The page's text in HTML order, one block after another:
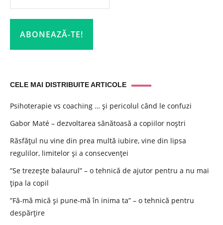
CELE MAI DISTRIBUITE ARTICOLE
Psihoterapie vs coaching … și pericolul când le confuzi
Gabor Maté – dezvoltarea sănătoasă a copiilor noștri
Răsfățul nu vine din prea multă iubire, vine din lipsa
regulilor, limitelor și a consecvenței
”Se trezește balaurul” – o tehnică de ajutor pentru a nu mai
țipa la copil
”Fă-mă mică și pune-mă în inima ta” – o tehnică pentru
despărțire